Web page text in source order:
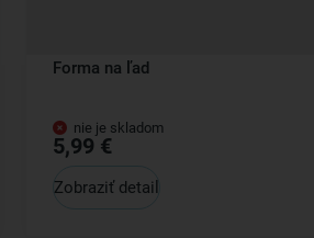
Forma na ľad
nie je skladom
5,99 €
Zobraziť detail